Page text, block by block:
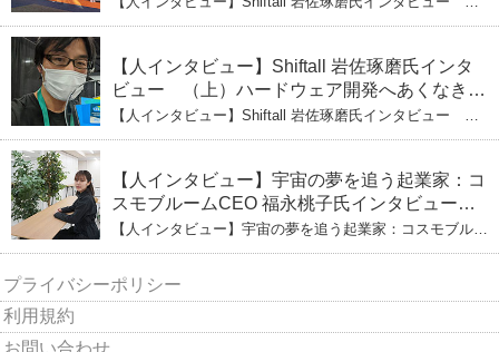
【人インタビュー】Shiftall 岩佐琢磨氏インタ
ビュー （上）ハードウェア開発へあくなき挑
戦 その起業の経緯とは
【人インタビュー】Shiftall 岩佐琢磨氏インタビュー
【人インタビュー】宇宙の夢を追う起業家：コ
スモブルームCEO 福永桃子氏インタビュー
（下）
【人インタビュー】宇宙の夢を追う起業家：コスモブルー
プライバシーポリシー
利用規約
お問い合わせ